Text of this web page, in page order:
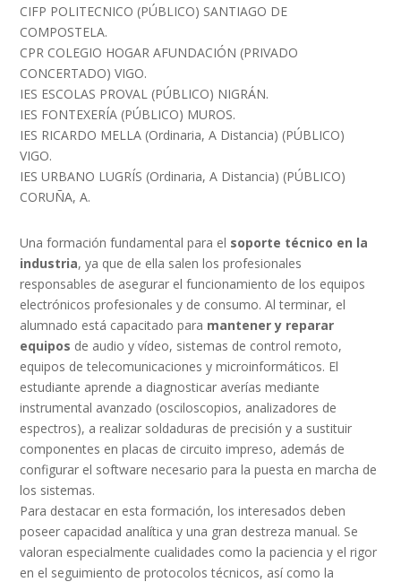
CIFP POLITECNICO (PÚBLICO) SANTIAGO DE
COMPOSTELA.
CPR COLEGIO HOGAR AFUNDACIÓN (PRIVADO
CONCERTADO) VIGO.
IES ESCOLAS PROVAL (PÚBLICO) NIGRÁN.
IES FONTEXERÍA (PÚBLICO) MUROS.
IES RICARDO MELLA (Ordinaria, A Distancia) (PÚBLICO)
VIGO.
IES URBANO LUGRÍS (Ordinaria, A Distancia) (PÚBLICO)
CORUÑA, A.
Una formación fundamental para el soporte técnico en la
industria, ya que de ella salen los profesionales
responsables de asegurar el funcionamiento de los equipos
electrónicos profesionales y de consumo. Al terminar, el
alumnado está capacitado para mantener y reparar
equipos de audio y vídeo, sistemas de control remoto,
equipos de telecomunicaciones y microinformáticos. El
estudiante aprende a diagnosticar averías mediante
instrumental avanzado (osciloscopios, analizadores de
espectros), a realizar soldaduras de precisión y a sustituir
componentes en placas de circuito impreso, además de
configurar el software necesario para la puesta en marcha de
los sistemas.
Para destacar en esta formación, los interesados deben
poseer capacidad analítica y una gran destreza manual. Se
valoran especialmente cualidades como la paciencia y el rigor
en el seguimiento de protocolos técnicos, así como la